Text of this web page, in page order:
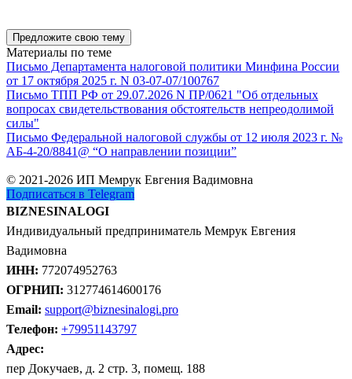
Предложите свою тему
Материалы по теме
Письмо Департамента налоговой политики Минфина России
от 17 октября 2025 г. N 03-07-07/100767
Письмо ТПП РФ от 29.07.2026 N ПР/0621 "Об отдельных
вопросах свидетельствования обстоятельств непреодолимой
силы"
Письмо Федеральной налоговой службы от 12 июля 2023 г. №
АБ-4-20/8841@ “О направлении позиции”
© 2021-2026 ИП Мемрук Евгения Вадимовна
Подписаться в Telegram
BIZNESINALOGI
Индивидуальный предприниматель Мемрук Евгения
Вадимовна
ИНН: 772074952763
ОГРНИП: 312774614600176
Email: support@biznesinalogi.pro
Телефон: +79951143797
Адрес:
пер Докучаев, д. 2 стр. 3, помещ. 188